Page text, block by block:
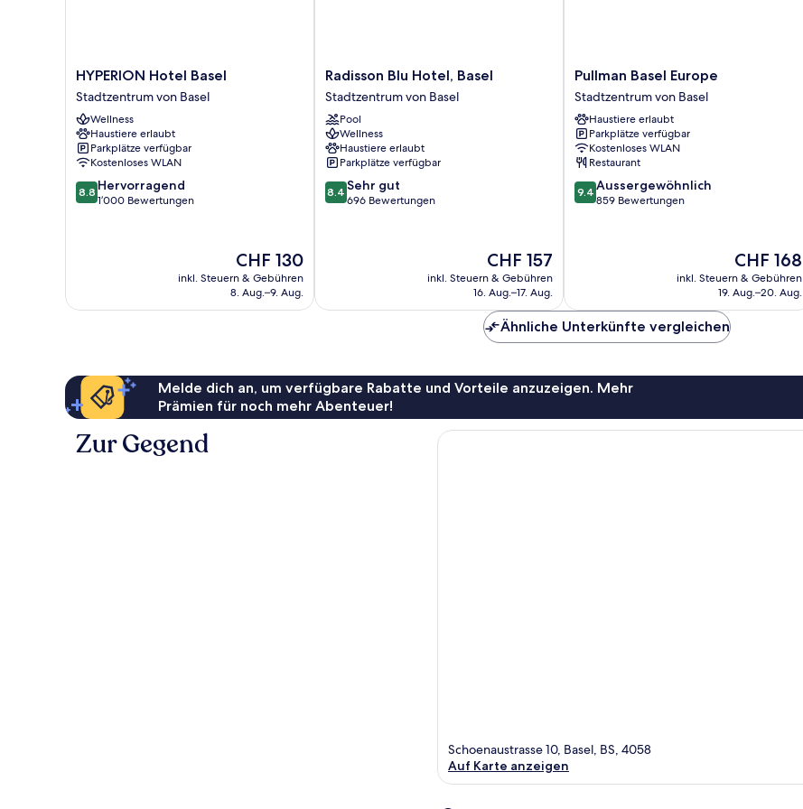
HYPERION
Hotel
Basel
Stadtzentrum
von
Basel
HYPERION Hotel Basel
Stadtzentrum von Basel
Wellness
Haustiere erlaubt
Parkplätze verfügbar
Kostenloses WLAN
8.8
von
8.8 Hervorragend
1’000 Bewertungen
Der
Preis
beträgt
CHF 130
inkl. Steuern & Gebühren
8. Aug.–9. Aug.
Radisson
Blu
Hotel,
Basel
Stadtzentrum
von
Basel
Radisson Blu Hotel, Basel
Stadtzentrum von Basel
Pool
Wellness
Haustiere erlaubt
Parkplätze verfügbar
8.4
von
8.4 Sehr gut
696 Bewertungen
Der
Preis
beträgt
CHF 157
inkl. Steuern & Gebühren
16. Aug.–17. Aug.
Pullman
Basel
Europe
Stadtzentrum
von
Basel
Pullman Basel Europe
Stadtzentrum von Basel
Haustiere erlaubt
Parkplätze verfügbar
Kostenloses WLAN
Restaurant
9.4
von
9.4 Aussergewöhnlich
859 Bewertungen
Der
Preis
beträgt
CHF 168
inkl. Steuern & Gebühren
19. Aug.–20. Aug.
Ähnliche Unterkünfte vergleichen
Melde dich an, um verfügbare Rabatte und Vorteile anzuzeigen. Mehr
Prämien für noch mehr Abenteuer!
Zur Gegend
Schoenaustrasse 10, Basel, BS, 4058
Auf Karte anzeigen